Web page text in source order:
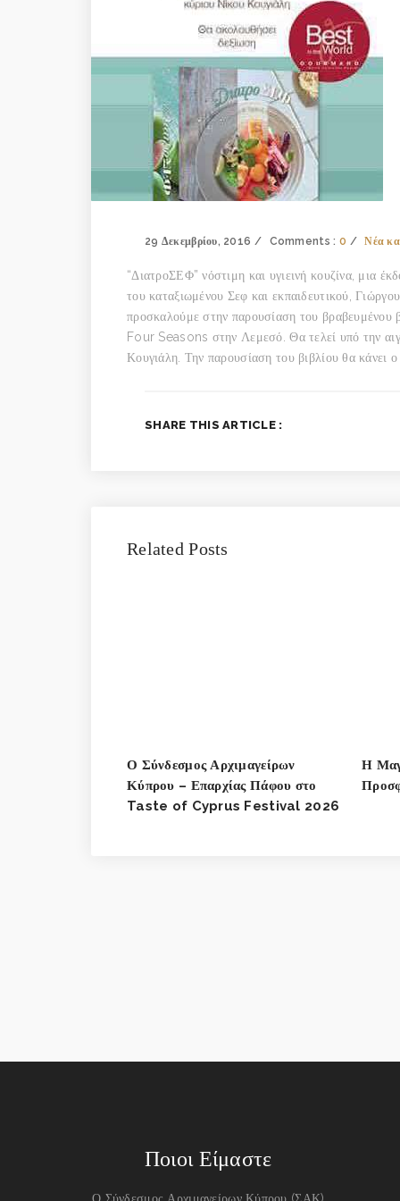
29 Δεκεμβρίου, 2016 Comments : 0 Νέα
“ΔιατροΣΕΦ” νόστιμη και υγιεινή κουζίνα, μια
του καταξιωμένου Σεφ και εκπαιδευτικού,
προσκαλούμε στην παρουσίαση του βραβευμένου
Four Seasons στην Λεμεσό. Θα τελεί υπό την
Κουγιάλη. Την παρουσίαση του βιβλίου θα
SHARE THIS ARTICLE :
Related Posts
Ο Σύνδεσμος Αρχιμαγείρων
Κύπρου – Επαρχίας Πάφου στο
Taste of Cyprus Festival 2026
Η
Ποιοι Είμαστε